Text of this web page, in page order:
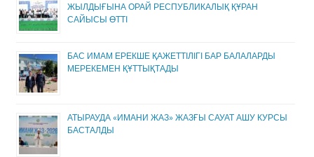
ЖЫЛДЫҒЫНА ОРАЙ РЕСПУБЛИКАЛЫҚ ҚҰРАН
САЙЫСЫ ӨТТІ
БАС ИМАМ ЕРЕКШЕ ҚАЖЕТТІЛІГІ БАР БАЛАЛАРДЫ
МЕРЕКЕМЕН ҚҰТТЫҚТАДЫ
АТЫРАУДА «ИМАНИ ЖАЗ» ЖАЗҒЫ САУАТ АШУ КУРСЫ
БАСТАЛДЫ